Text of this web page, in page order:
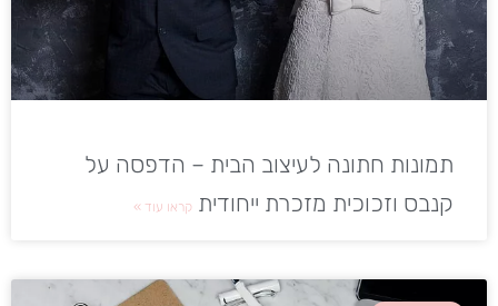
תמונות חתונה לעיצוב הבית – הדפסה על
קנבס וזכוכית מזכרת ייחודית קראו עוד »